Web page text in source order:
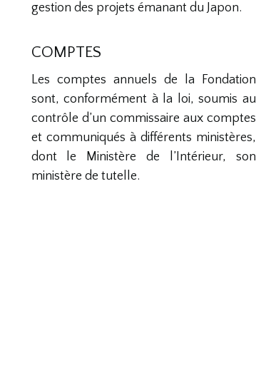
gestion des projets émanant du Japon.
COMPTES
Les comptes annuels de la Fondation
sont, conformément à la loi, soumis au
contrôle d’un commissaire aux comptes
et communiqués à différents ministères,
dont le Ministère de l’Intérieur, son
ministère de tutelle.